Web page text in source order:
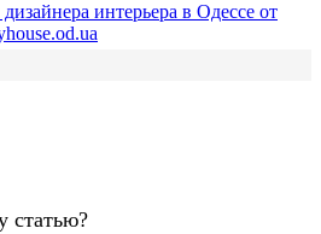
интерьера в Одессе от
статью?